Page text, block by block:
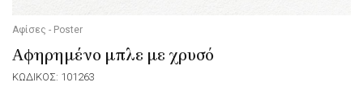
Αφίσες - Poster
Αφηρημένο μπλε με χρυσό
ΚΩΔΙΚΟΣ: 101263